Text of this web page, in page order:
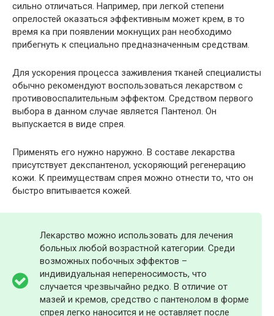
сильно отличаться. Например, при легкой степени
опрелостей оказаться эффективным может крем, в то
время ка при появлении мокнущих ран необходимо
прибегнуть к специально предназначенным средствам.
Для ускорения процесса заживления тканей специалисты
обычно рекомендуют воспользоваться лекарством с
противовоспалительным эффектом. Средством первого
выбора в данном случае является Пантенол. Он
выпускается в виде спрея.
Применять его нужно наружно. В составе лекарства
присутствует декспантенол, ускоряющий регенерацию
кожи. К преимуществам спрея можно отнести то, что он
быстро впитывается кожей.
Лекарство можно использовать для лечения
больных любой возрастной категории. Среди
возможных побочных эффектов –
индивидуальная непереносимость, что
случается чрезвычайно редко. В отличие от
мазей и кремов, средство с пантенолом в форме
спрея легко наносится и не оставляет после